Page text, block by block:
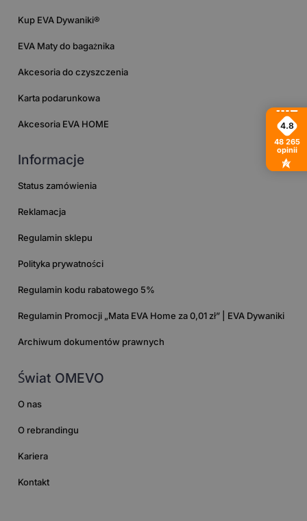
Kup EVA Dywaniki®
EVA Maty do bagażnika
Akcesoria do czyszczenia
Karta podarunkowa
Akcesoria EVA HOME
Informacje
Status zamówienia
Reklamacja
Regulamin sklepu
Polityka prywatności
Regulamin kodu rabatowego 5%
Regulamin Promocji „Mata EVA Home za 0,01 zł” | EVA Dywaniki
Archiwum dokumentów prawnych
Świat OMEVO
O nas
O rebrandingu
Kariera
Kontakt
4.8
48 265
opinii